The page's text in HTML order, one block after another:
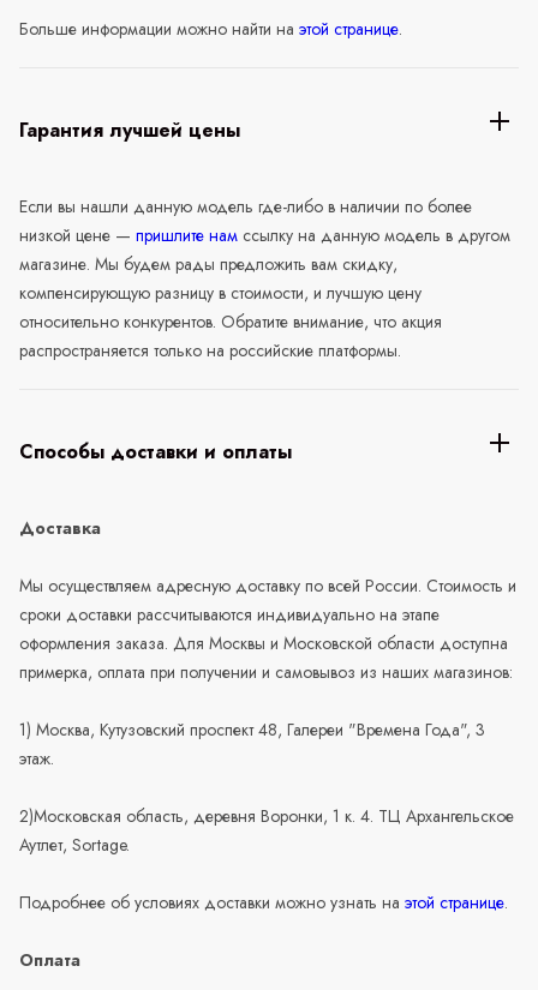
Больше информации можно найти на этой странице.
Гарантия лучшей цены
Если вы нашли данную модель где-либо в наличии по более
низкой цене — пришлите нам ссылку на данную модель в другом
магазине. Мы будем рады предложить вам скидку,
компенсирующую разницу в стоимости, и лучшую цену
относительно конкурентов. Обратите внимание, что акция
распространяется только на российские платформы.
Способы доставки и оплаты
Доставка
Мы осуществляем адресную доставку по всей России. Стоимость и
сроки доставки рассчитываются индивидуально на этапе
оформления заказа. Для Москвы и Московской области доступна
примерка, оплата при получении и самовывоз из наших магазинов:
1) Москва, Кутузовский проспект 48, Галереи "Времена Года", 3
этаж.
2)Московская область, деревня Воронки, 1 к. 4. ТЦ Архангельское
Аутлет, Sortage.
Подробнее об условиях доставки можно узнать на этой странице.
Оплата